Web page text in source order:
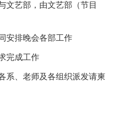
文艺部，由文艺部（节目
安排晚会各部工作
完成工作
系、老师及各组织派发请柬